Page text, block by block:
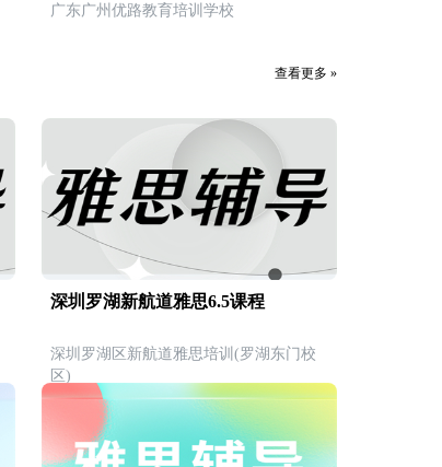
广东广州优路教育培训学校
查看更多 »
深圳罗湖新航道雅思6.5课程
深圳罗湖区新航道雅思培训(罗湖东门校
区)